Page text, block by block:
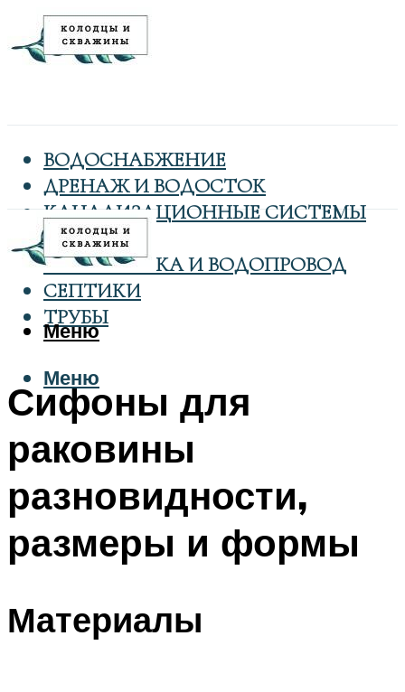
ВОДОСНАБЖЕНИЕ
ДРЕНАЖ И ВОДОСТОК
КАНАЛИЗАЦИОННЫЕ СИСТЕМЫ
КОЛОДЦЫ
САНТЕХНИКА И ВОДОПРОВОД
СЕПТИКИ
ТРУБЫ
Меню
Меню
Сифоны для
раковины
разновидности,
размеры и формы
Материалы